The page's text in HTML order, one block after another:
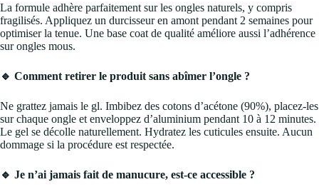
La formule adhère parfaitement sur les ongles naturels, y compris
fragilisés. Appliquez un durcisseur en amont pendant 2 semaines pour
optimiser la tenue. Une base coat de qualité améliore aussi l’adhérence
sur ongles mous.
🔹 Comment retirer le produit sans abîmer l’ongle ?
Ne grattez jamais le gl. Imbibez des cotons d’acétone (90%), placez-les
sur chaque ongle et enveloppez d’aluminium pendant 10 à 12 minutes.
Le gel se décolle naturellement. Hydratez les cuticules ensuite. Aucun
dommage si la procédure est respectée.
🔹 Je n’ai jamais fait de manucure, est-ce accessible ?